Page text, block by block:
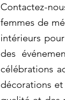
Contactez-
femmes de
intérieurs
des
célébrations
décorations